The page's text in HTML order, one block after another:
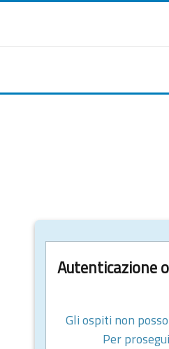
Autenticazione
Gli ospiti non
Per